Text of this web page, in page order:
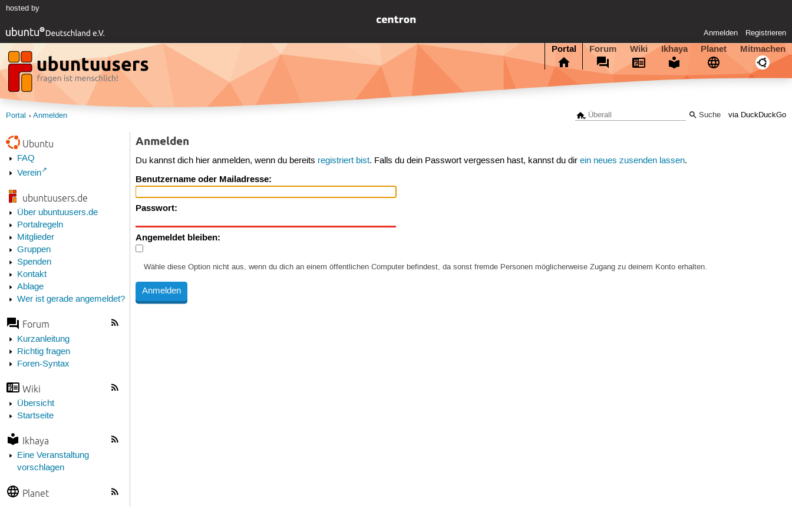
hosted by
Anmelden Registrieren
Portal Forum Wiki Ikhaya Planet Mitmachen
via DuckDuckGo
Portal Anmelden
Ubuntu
FAQ
Verein
ubuntuusers.de
Über ubuntuusers.de
Portalregeln
Mitglieder
Gruppen
Spenden
Kontakt
Ablage
Wer ist gerade angemeldet?
Forum
Kurzanleitung
Richtig fragen
Foren-Syntax
Wiki
Übersicht
Startseite
Ikhaya
Eine Veranstaltung
vorschlagen
Planet
Anmelden
Du kannst dich hier anmelden, wenn du bereits registriert bist. Falls du dein Passwort vergessen hast, kannst du direin neues zusenden lassen.
Benutzername oder Mailadresse:
Passwort:
Angemeldet bleiben:
Wähle diese Option nicht aus, wenn du dich an einem öffentlichen Computer befindest, da sonst fremde Personen möglicherweise Zugang zu deinem Konto erhalten.